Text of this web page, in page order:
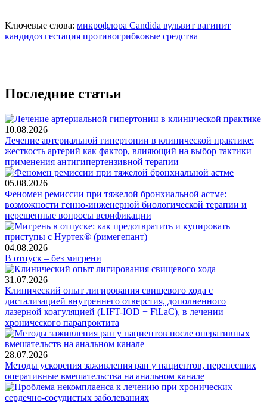
Ключевые слова: микрофлора Candida вульвит вагинит
кандидоз гестация противогрибковые средства
Последние статьи
10.08.2026
Лечение артериальной гипертонии в клинической практике:
жесткость артерий как фактор, влияющий на выбор тактики
применения антигипертензивной терапии
05.08.2026
Феномен ремиссии при тяжелой бронхиальной астме:
возможности генно-инженерной биологической терапии и
нерешенные вопросы верификации
04.08.2026
В отпуск – без мигрени
31.07.2026
Клинический опыт лигирования свищевого хода с
дистализацией внутреннего отверстия, дополненного
лазерной коагуляцией (LIFT-IOD + FiLaC), в лечении
хронического парапроктита
28.07.2026
Методы ускорения заживления ран у пациентов, перенесших
оперативные вмешательства на анальном канале